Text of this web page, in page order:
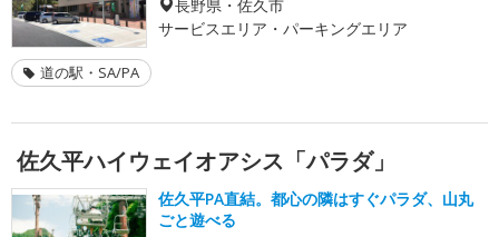
長野県・佐久市
サービスエリア・パーキングエリア
道の駅・SA/PA
佐久平ハイウェイオアシス「パラダ」
佐久平PA直結。都心の隣はすぐパラダ、山丸
ごと遊べる